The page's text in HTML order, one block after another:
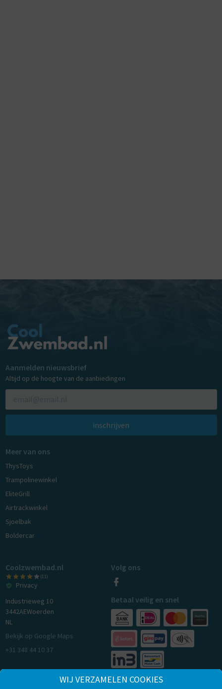
Aanmelden nieuwsbrief
Altijd op de hoogte van de aanbiedingen
inschrijven
Meer van ons
ThysToys
Trampolinewinkel
EliteGrill
Airtrackwinkel
Sjoelbak
Boldercar
Coolzwembad.nl
(11)
Privacy
Industrieweg 10
3442AEWoerden
NL
Bekijk op Google Maps
+31 348 44 10 37
Volg ons
Betaal veilig en snel
WIJ VERZAMELEN COOKIES